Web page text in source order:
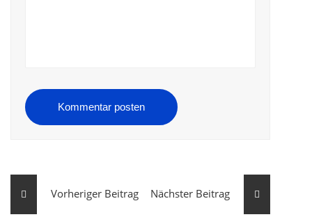
Kommentar posten
Vorheriger Beitrag Nächster Beitrag